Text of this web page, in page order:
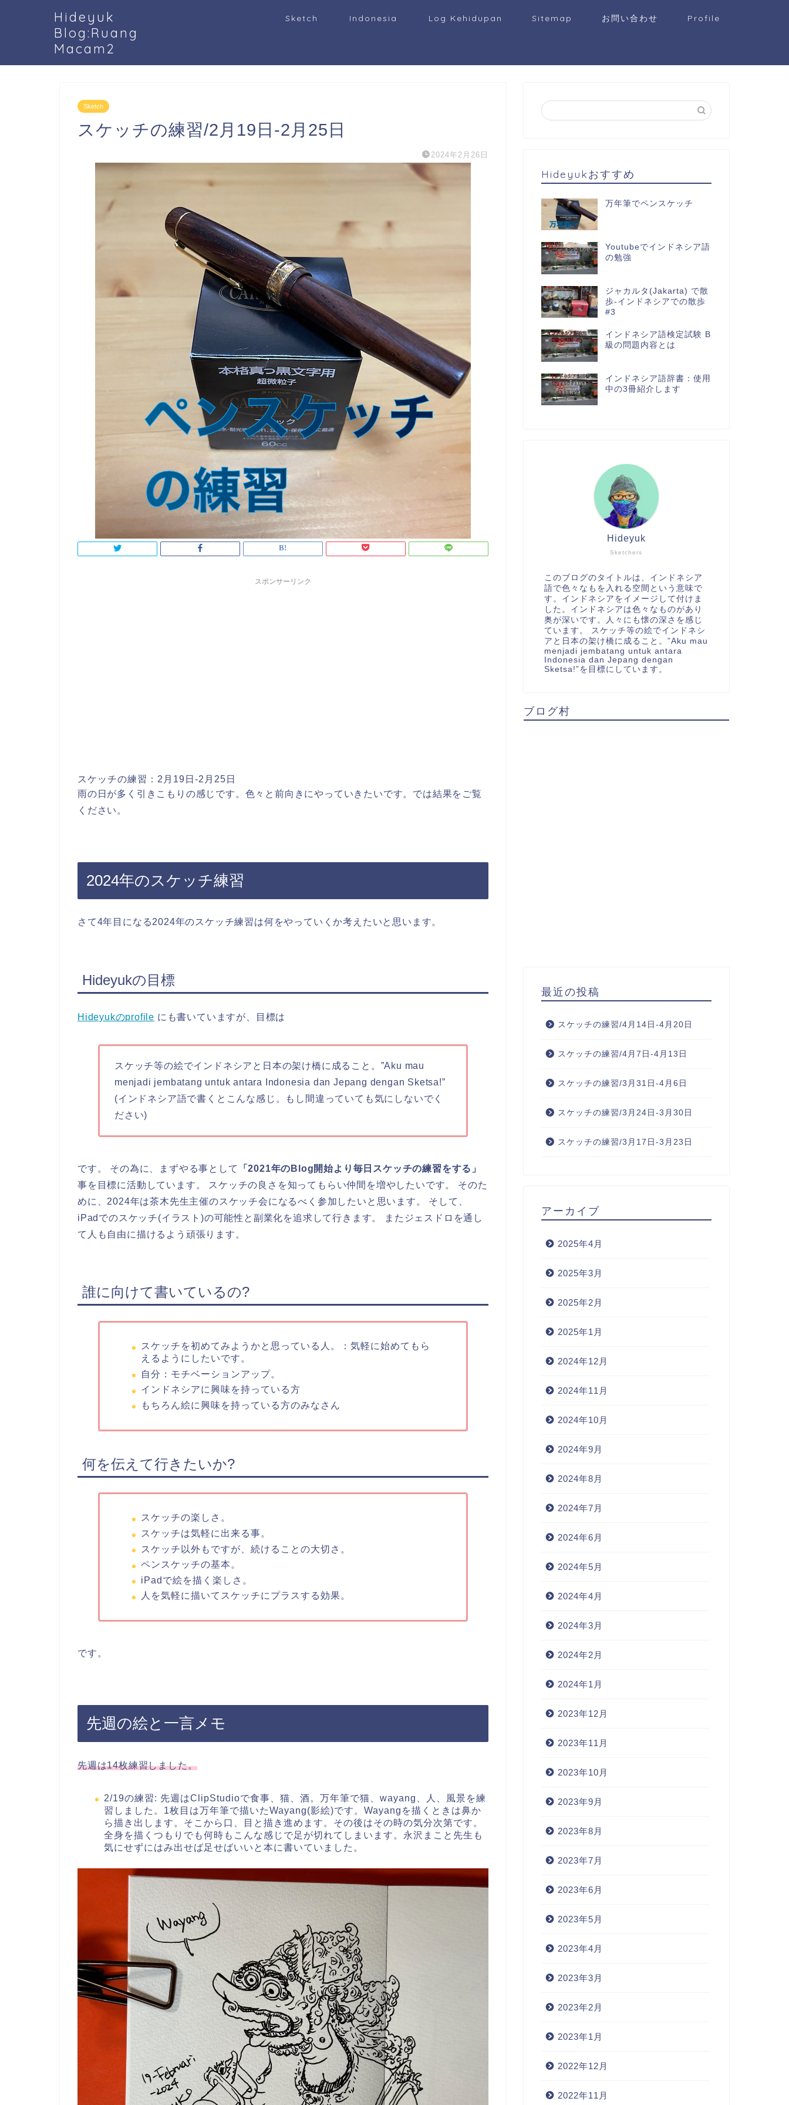
Hideyuk
Blog:Ruang
Macam2
Sketch Indonesia Log Kehidupan Sitemap お問い合わせ Profile
Sketch
スケッチの練習/2月19日-2月25日
2024年2月26日
スポンサーリンク
スケッチの練習：2月19日-2月25日
雨の日が多く引きこもりの感じです。色々と前向きにやっていきたいです。では結果をご覧
ください。
2024年のスケッチ練習
さて4年目になる2024年のスケッチ練習は何をやっていくか考えたいと思います。
Hideyukの目標
Hideyukのprofile にも書いていますが、目標は
スケッチ等の絵でインドネシアと日本の架け橋に成ること。”Aku mau
menjadi jembatang untuk antara Indonesia dan Jepang dengan Sketsa!”
(インドネシア語で書くとこんな感じ。もし間違っていても気にしないでく
ださい)
です。 その為に、まずやる事として
「2021年のBlog開始より毎日スケッチの練習をする」
事を目標に活動しています。 スケッチの良さを知ってもらい仲間を増やしたいです。 そのた
めに、2024年は茶木先生主催のスケッチ会になるべく参加したいと思います。 そして、
iPadでのスケッチ(イラスト)の可能性と副業化を追求して行きます。 またジェスドロを通し
て人も自由に描けるよう頑張ります。
誰に向けて書いているの?
スケッチを初めてみようかと思っている人。：気軽に始めてもら
えるようにしたいです。
自分：モチベーションアップ。
インドネシアに興味を持っている方
もちろん絵に興味を持っている方のみなさん
何を伝えて行きたいか?
スケッチの楽しさ。
スケッチは気軽に出来る事。
スケッチ以外もですが、続けることの大切さ。
ペンスケッチの基本。
iPadで絵を描く楽しさ。
人を気軽に描いてスケッチにプラスする効果。
です。
先週の絵と一言メモ
先週は14枚練習しました。
2/19の練習: 先週はClipStudioで食事、猫、酒。万年筆で猫、wayang、人、風景を練
習しました。1枚目は万年筆で描いたWayang(影絵)です。Wayangを描くときは鼻か
ら描き出します。そこから口、目と描き進めます。その後はその時の気分次第です。
全身を描くつもりでも何時もこんな感じで足が切れてしまいます。永沢まこと先生も
気にせずにはみ出せば足せばいいと本に書いていました。
Hideyukおすすめ
万年筆でペンスケッチ
Youtubeでインドネシア語
の勉強
ジャカルタ(Jakarta) で散
歩-インドネシアでの散歩
#3
インドネシア語検定試験 B
級の問題内容とは
インドネシア語辞書：使用
中の3冊紹介します
Sketchers
Hideyuk
このブログのタイトルは、インドネシア
語で色々なもを入れる空間という意味で
す。インドネシアをイメージして付けま
した。インドネシアは色々なものがあり
奥が深いです。人々にも懐の深さを感じ
ています。 スケッチ等の絵でインドネシ
アと日本の架け橋に成ること。”Aku mau
menjadi jembatang untuk antara
Indonesia dan Jepang dengan
Sketsa!”を目標にしています。
ブログ村
最近の投稿
スケッチの練習/4月14日-4月20日
スケッチの練習/4月7日-4月13日
スケッチの練習/3月31日-4月6日
スケッチの練習/3月24日-3月30日
スケッチの練習/3月17日-3月23日
アーカイブ
2025年4月
2025年3月
2025年2月
2025年1月
2024年12月
2024年11月
2024年10月
2024年9月
2024年8月
2024年7月
2024年6月
2024年5月
2024年4月
2024年3月
2024年2月
2024年1月
2023年12月
2023年11月
2023年10月
2023年9月
2023年8月
2023年7月
2023年6月
2023年5月
2023年4月
2023年3月
2023年2月
2023年1月
2022年12月
2022年11月